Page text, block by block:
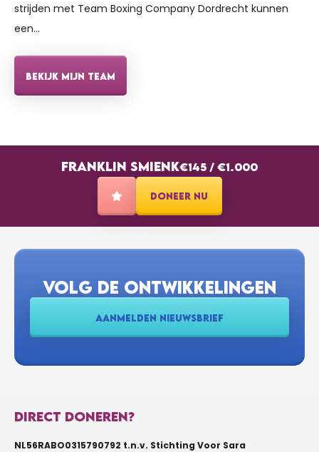
strijden met Team Boxing Company Dordrecht kunnen
een…
BEKIJK MIJN TEAM
FRANKLIN SMIENK€145 / €1.000
DONEER NU
VOLG DE ONTWIKKELINGEN
AANMELDEN NIEUWSBRIEF
DIRECT DONEREN?
NL56RABO0315790792 t.n.v. Stichting Voor Sara